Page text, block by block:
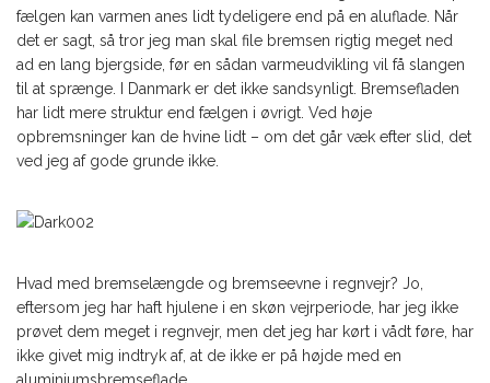
fælgen kan varmen anes lidt tydeligere end på en aluflade. Når
det er sagt, så tror jeg man skal file bremsen rigtig meget ned
ad en lang bjergside, før en sådan varmeudvikling vil få slangen
til at sprænge. I Danmark er det ikke sandsynligt. Bremsefladen
har lidt mere struktur end fælgen i øvrigt. Ved høje
opbremsninger kan de hvine lidt – om det går væk efter slid, det
ved jeg af gode grunde ikke.
Hvad med bremselængde og bremseevne i regnvejr? Jo,
eftersom jeg har haft hjulene i en skøn vejrperiode, har jeg ikke
prøvet dem meget i regnvejr, men det jeg har kørt i vådt føre, har
ikke givet mig indtryk af, at de ikke er på højde med en